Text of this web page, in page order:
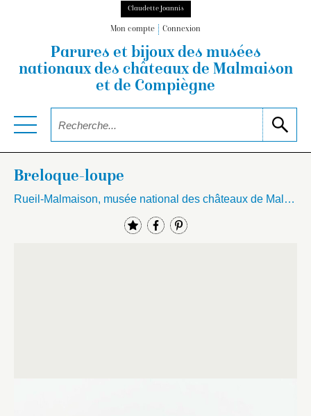
Claudette Joannis
Mon compte Connexion
Parures et bijoux des musées
nationauxdes châteaux de Malmaison
et de Compiègne
Breloque-loupe
Rueil-Malmaison, musée national des châteaux de Malmaison et Bois-Préau